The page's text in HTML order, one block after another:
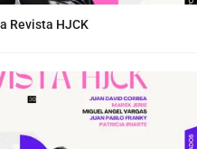
Revista HJCK